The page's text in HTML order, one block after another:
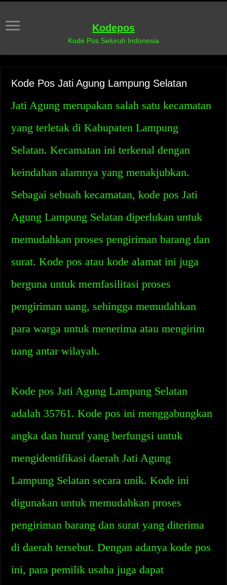
Kodepos
Kode Pos Seluruh Indonesia
Kode Pos Jati Agung Lampung Selatan
Jati Agung merupakan salah satu kecamatan
yang terletak di Kabupaten Lampung
Selatan. Kecamatan ini terkenal dengan
keindahan alamnya yang menakjubkan.
Sebagai sebuah kecamatan, kode pos Jati
Agung Lampung Selatan diperlukan untuk
memudahkan proses pengiriman barang dan
surat. Kode pos atau kode alamat ini juga
berguna untuk memfasilitasi proses
pengiriman uang, sehingga memudahkan
para warga untuk menerima atau mengirim
uang antar wilayah.
Kode pos Jati Agung Lampung Selatan
adalah 35761. Kode pos ini menggabungkan
angka dan huruf yang berfungsi untuk
mengidentifikasi daerah Jati Agung
Lampung Selatan secara unik. Kode ini
digunakan untuk memudahkan proses
pengiriman barang dan surat yang diterima
di daerah tersebut. Dengan adanya kode pos
ini, para pemilik usaha juga dapat